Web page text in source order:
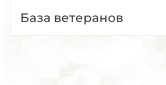
База ветеранов